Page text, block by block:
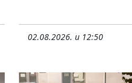
02.08.2026. u 12:50